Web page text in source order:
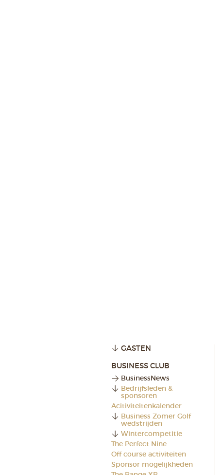
GASTEN
BUSINESS CLUB
BusinessNews
Bedrijfsleden &
sponsoren
Acitiviteitenkalender
Business Zomer Golf
wedstrijden
Wintercompetitie
The Perfect Nine
Off course activiteiten
Sponsor mogelijkheden